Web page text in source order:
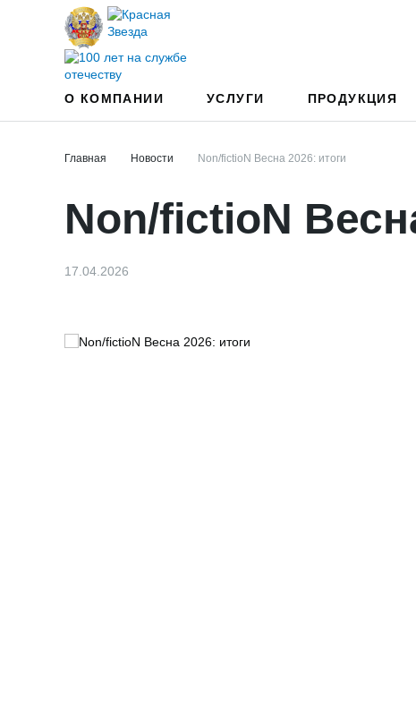
О КОМПАНИИ УСЛУГИ ПРОДУКЦИЯ
Главная Новости Non/fictioN Весна 2026: итоги
Non/fictioN
17.04.2026